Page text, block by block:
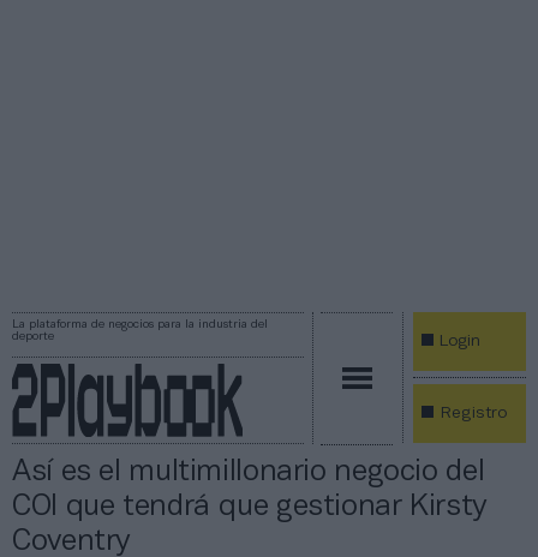
La plataforma de negocios para la industria del
deporte
Login
Registro
Así es el multimillonario negocio del
COI que tendrá que gestionar Kirsty
Coventry